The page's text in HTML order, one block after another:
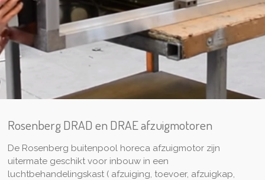
Rosenberg DRAD en DRAE afzuigmotoren
De Rosenberg buitenpool horeca afzuigmotor zijn
uitermate geschikt voor inbouw in een
luchtbehandelingskast ( afzuiging, toevoer, afzuigkap,